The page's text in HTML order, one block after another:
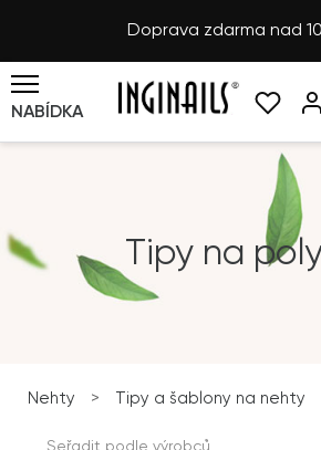
Doprava zdarma nad
NABÍDKA
Tipy na
Nehty > Tipy a šablony na nehty
Seřadit podle výrobců